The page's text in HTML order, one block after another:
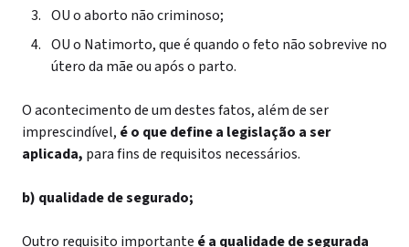
OU o aborto não criminoso;
OU o Natimorto, que é quando o feto não sobrevive no
útero da mãe ou após o parto.
O acontecimento de um destes fatos, além de ser
imprescindível, é o que define a legislação a ser
aplicada, para fins de requisitos necessários.
b) qualidade de segurado;
Outro requisito importante é a qualidade de segurada